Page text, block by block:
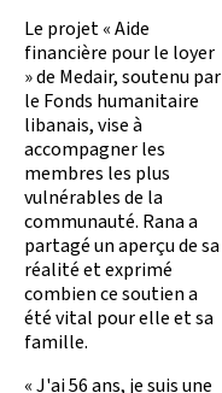
Le projet « Aide
financière pour le loyer
» de Medair, soutenu par
le Fonds humanitaire
libanais, vise à
accompagner les
membres les plus
vulnérables de la
communauté. Rana a
partagé un aperçu de sa
réalité et exprimé
combien ce soutien a
été vital pour elle et sa
famille.
« J'ai 56 ans, je suis une